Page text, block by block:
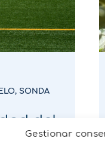
Gestionar
, SONDA
del
y